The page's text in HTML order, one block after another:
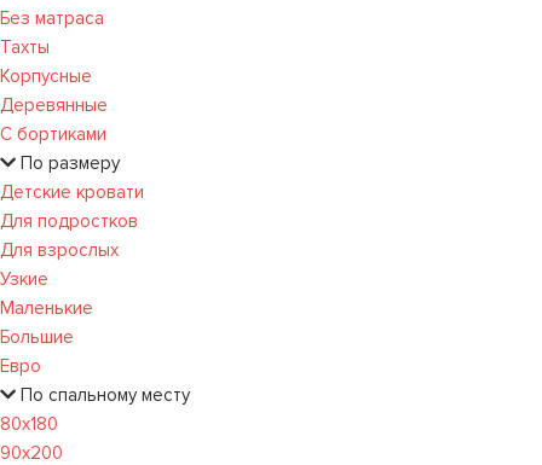
Без матраса
Тахты
Корпусные
Деревянные
С бортиками
По размеру
Детские кровати
Для подростков
Для взрослых
Узкие
Маленькие
Большие
Евро
По спальному месту
80х180
90х200